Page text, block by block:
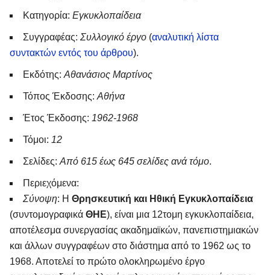
Κατηγορία: Εγκυκλοπαίδεια
Συγγραφέας: Συλλογικό έργο (αναλυτική λίστα
συντακτών εντός του άρθρου).
Εκδότης: Αθανάσιος Μαρτίνος
Τόπος Έκδοσης: Αθήνα
Έτος Έκδοσης: 1962-1968
Τόμοι: 12
Σελίδες: Από 615 έως 645 σελίδες ανά τόμο.
Περιεχόμενα:
Σύνοψη: Η Θρησκευτική και Ηθική Εγκυκλοπαίδεια
(συντομογραφικά ΘΗΕ), είναι μια 12τομη εγκυκλοπαίδεια,
αποτέλεσμα συνεργασίας ακαδημαϊκών, πανεπιστημιακών
και άλλων συγγραφέων στο διάστημα από το 1962 ως το
1968. Αποτελεί το πρώτο ολοκληρωμένο έργο